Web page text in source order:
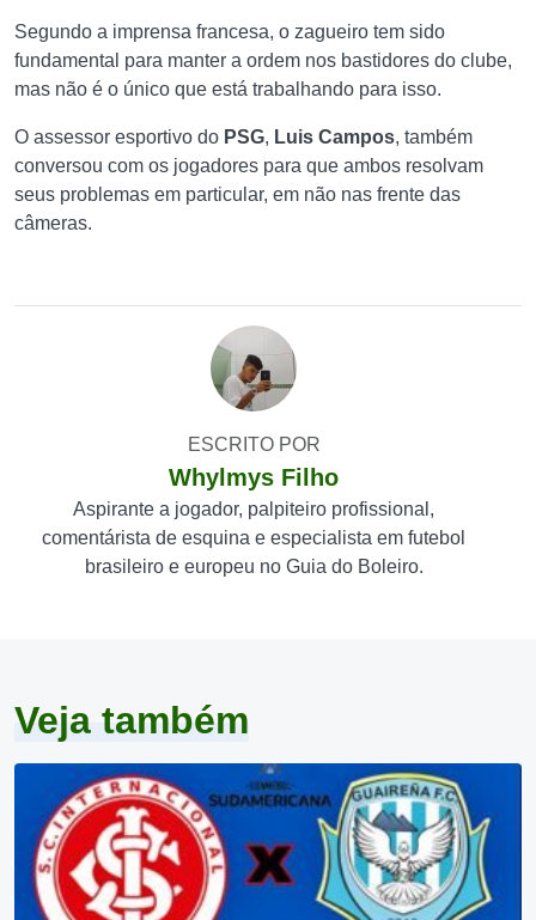
Segundo a imprensa francesa, o zagueiro tem sido
fundamental para manter a ordem nos bastidores do clube,
mas não é o único que está trabalhando para isso.
O assessor esportivo do PSG, Luis Campos, também
conversou com os jogadores para que ambos resolvam
seus problemas em particular, em não nas frente das
câmeras.
ESCRITO POR
Whylmys Filho
Aspirante a jogador, palpiteiro profissional,
comentárista de esquina e especialista em futebol
brasileiro e europeu no Guia do Boleiro.
Veja também